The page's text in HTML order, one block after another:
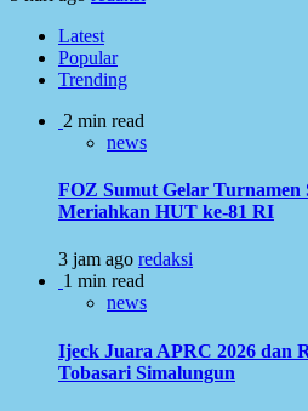
Latest
Popular
Trending
2 min read
news
FOZ Sumut Gelar Turnamen
Meriahkan HUT ke-81 RI
3 jam ago redaksi
1 min read
news
Ijeck Juara APRC 2026 dan
Tobasari Simalungun